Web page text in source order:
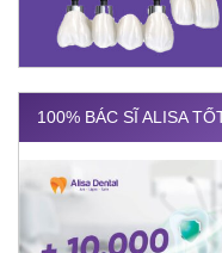
100% BÁC SĨ ALISA